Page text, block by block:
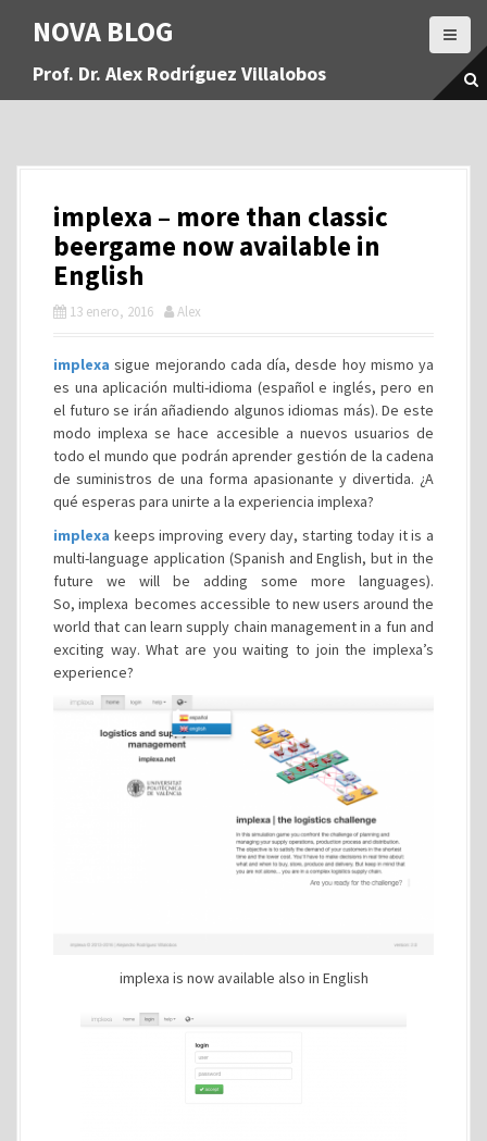
a
NOVA BLOG
Prof. Dr. Alex Rodríguez Villalobos
implexa – more than classic
beergame now available in
English
13 enero, 2016 Alex
implexa sigue mejorando cada día, desde hoy mismo ya
es una aplicación multi-idioma (español e inglés, pero en
el futuro se irán añadiendo algunos idiomas más). De este
modo implexa se hace accesible a nuevos usuarios de
todo el mundo que podrán aprender gestión de la cadena
de suministros de una forma apasionante y divertida. ¿A
qué esperas para unirte a la experiencia implexa?
implexa keeps improving every day, starting today it is a
multi-language application (Spanish and English, but in the
future we will be adding some more languages).
So, implexa becomes accessible to new users around the
world that can learn supply chain management in a fun and
exciting way. What are you waiting to join the implexa’s
experience?
implexa is now available also in English